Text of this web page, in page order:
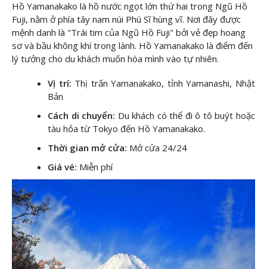
Hồ Yamanakako là hồ nước ngọt lớn thứ hai trong Ngũ Hồ
Fuji, nằm ở phía tây nam núi Phú Sĩ hùng vĩ. Nơi đây được
mệnh danh là "Trái tim của Ngũ Hồ Fuji" bởi vẻ đẹp hoang
sơ và bầu không khí trong lành. Hồ Yamanakako là điểm đến
lý tưởng cho du khách muốn hòa mình vào tự nhiên.
Vị trí: Thị trấn Yamanakako, tỉnh Yamanashi, Nhật
Bản
Cách di chuyển: Du khách có thể đi ô tô buýt hoặc
tàu hỏa từ Tokyo đến Hồ Yamanakako.
Thời gian mở cửa: Mở cửa 24/24
Giá vé: Miễn phí